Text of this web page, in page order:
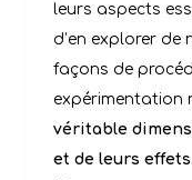
leurs aspects
d’en explorer de
façons de
expérimentation
véritable
et de leurs effets.